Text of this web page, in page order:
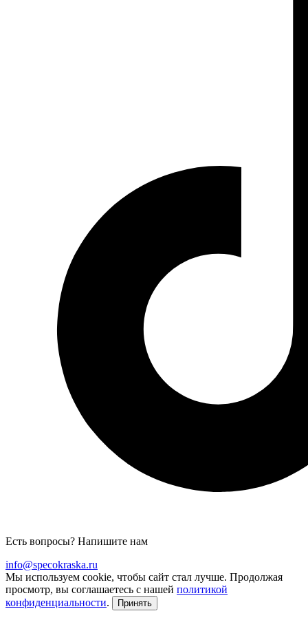
Есть вопросы? Напишите нам
info@specokraska.ru
Мы используем cookie, чтобы сайт стал лучше. Продолжая
просмотр, вы соглашаетесь с нашей политикой
конфиденциальности. Принять